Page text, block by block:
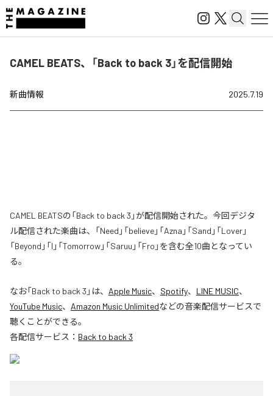
CAMEL BEATS、「Back to back 3」を配信開始
新曲情報 2025.7.19
CAMEL BEATSの「Back to back 3」が配信開始された。今回デジタ
ル配信された楽曲は、「Need」「believe」「Azna」「Sand」「Lover」
「Beyond」「I」「Tomorrow」「Saruu」「Fro」を含む全10曲となってい
る。
なお「Back to back 3 」は、 Apple Music、 Spotify、 LINE MUSIC、
YouTube Music、 Amazon Music Unlimitedなどの音楽配信サービスで
聴くことができる。
各配信サービス： Back to back 3